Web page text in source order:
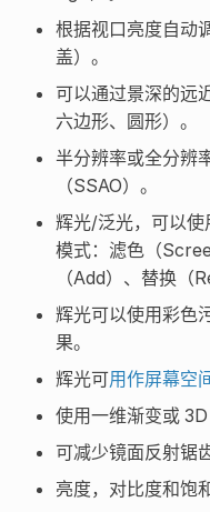
根据视口亮度自动
盖）。
可以通过景深的远
六边形、圆形）。
半分辨率或全分辨
（SSAO）。
辉光/泛光，可以
模式：滤色（
（Add）、替换（
辉光可以使用彩色
果。
辉光可用作屏幕空
使用一维渐变或
可减少镜面反射锯
亮度，对比度和饱